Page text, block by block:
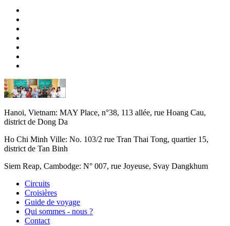
Hanoi, Vietnam: MAY Place, n°38, 113 allée, rue Hoang Cau,
district de Dong Da
Ho Chi Minh Ville: No. 103/2 rue Tran Thai Tong, quartier 15,
district de Tan Binh
Siem Reap, Cambodge: N° 007, rue Joyeuse, Svay Dangkhum
Circuits
Croisières
Guide de voyage
Qui sommes - nous ?
Contact